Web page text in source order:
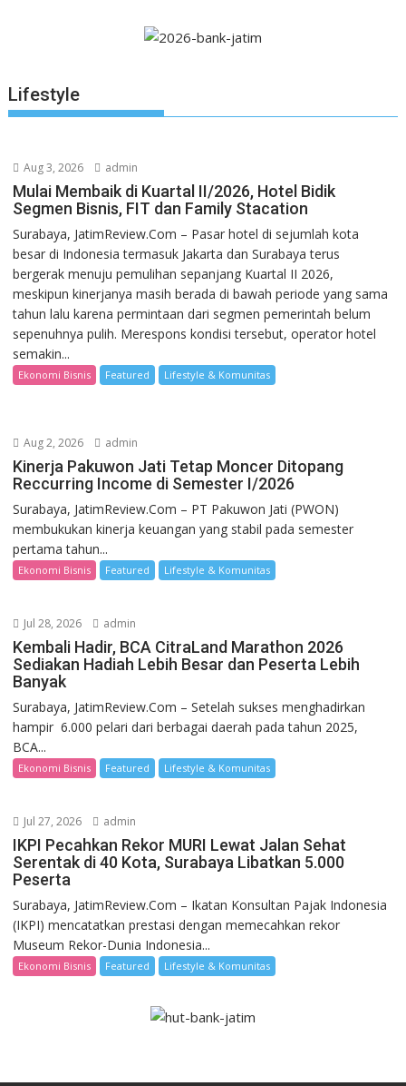
Lifestyle
Aug 3, 2026 admin
Mulai Membaik di Kuartal II/2026, Hotel Bidik
Segmen Bisnis, FIT dan Family Stacation
Surabaya, JatimReview.Com – Pasar hotel di sejumlah kota
besar di Indonesia termasuk Jakarta dan Surabaya terus
bergerak menuju pemulihan sepanjang Kuartal II 2026,
meskipun kinerjanya masih berada di bawah periode yang sama
tahun lalu karena permintaan dari segmen pemerintah belum
sepenuhnya pulih. Merespons kondisi tersebut, operator hotel
semakin...
Ekonomi Bisnis Featured Lifestyle & Komunitas
Aug 2, 2026 admin
Kinerja Pakuwon Jati Tetap Moncer Ditopang
Reccurring Income di Semester I/2026
Surabaya, JatimReview.Com – PT Pakuwon Jati (PWON)
membukukan kinerja keuangan yang stabil pada semester
pertama tahun...
Ekonomi Bisnis Featured Lifestyle & Komunitas
Jul 28, 2026 admin
Kembali Hadir, BCA CitraLand Marathon 2026
Sediakan Hadiah Lebih Besar dan Peserta Lebih
Banyak
Surabaya, JatimReview.Com – Setelah sukses menghadirkan
hampir 6.000 pelari dari berbagai daerah pada tahun 2025,
BCA...
Ekonomi Bisnis Featured Lifestyle & Komunitas
Jul 27, 2026 admin
IKPI Pecahkan Rekor MURI Lewat Jalan Sehat
Serentak di 40 Kota, Surabaya Libatkan 5.000
Peserta
Surabaya, JatimReview.Com – Ikatan Konsultan Pajak Indonesia
(IKPI) mencatatkan prestasi dengan memecahkan rekor
Museum Rekor-Dunia Indonesia...
Ekonomi Bisnis Featured Lifestyle & Komunitas